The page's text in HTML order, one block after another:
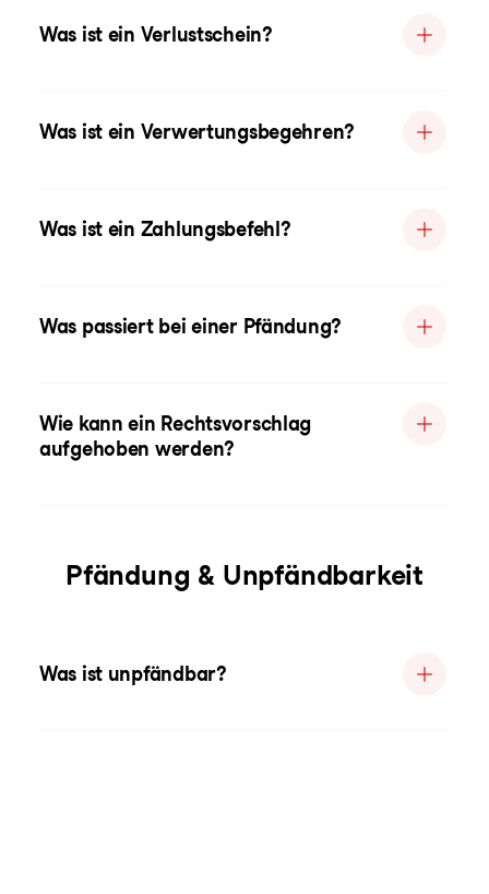
Was ist ein Verlustschein?
Was ist ein Verwertungsbegehren?
Was ist ein Zahlungsbefehl?
Was passiert bei einer Pfändung?
Wie kann ein Rechtsvorschlag
aufgehoben werden?
Pfändung & Unpfändbarkeit
Was ist unpfändbar?